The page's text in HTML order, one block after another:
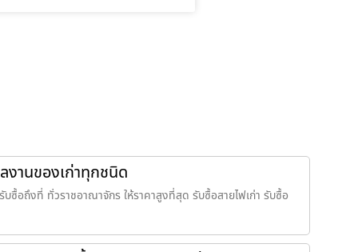
งานของเก่าทุกชนิด
บซื้อถึงที่ ทั่วราชอาณาจักร ให้ราคาสูงที่สุด รับซื้อสายไฟเก่า รับซื้อ